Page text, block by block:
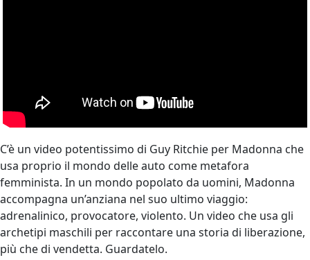
C’è un video potentissimo di Guy Ritchie per Madonna che
usa proprio il mondo delle auto come metafora
femminista. In un mondo popolato da uomini, Madonna
accompagna un’anziana nel suo ultimo viaggio:
adrenalinico, provocatore, violento. Un video che usa gli
archetipi maschili per raccontare una storia di liberazione,
più che di vendetta. Guardatelo.